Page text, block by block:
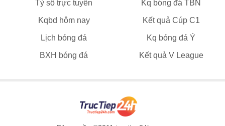
Tỷ số trực tuyến Kq bóng đá TBN
Kqbd hôm nay Kết quả Cúp C1
Lịch bóng đá Kq bóng đá Ý
BXH bóng đá Kết quả V League